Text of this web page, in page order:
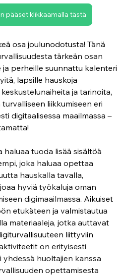
pääset klikkaamalla tästä
osa joulunodotusta! Tänä
tärkeän osan
ja perheille suunnattu kalenteri
lapsille hauskoja
ja tarinoita,
liikkumiseen eri
digitaalisessa maailmassa –
tuoda lisää sisältöä
joka haluaa opettaa
hauskalla tavalla,
hyviä työkaluja oman
digimaailmassa. Aikuiset
etukäteen ja valmistautua
materiaaleja, jotka auttavat
liittyviin
on erityisesti
huoltajien kanssa
opettamisesta